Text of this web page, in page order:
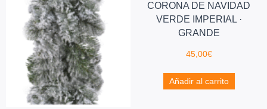
CORONA DE NAVIDAD
VERDE IMPERIAL ·
GRANDE
45,00€
Añadir al carrito